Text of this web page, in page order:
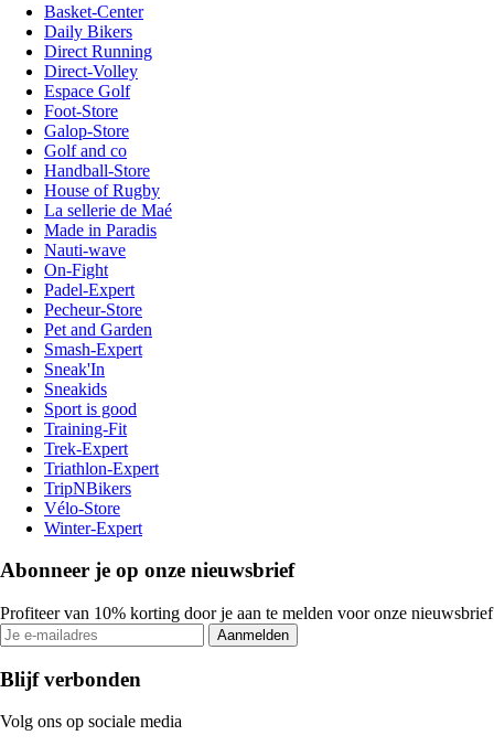
Basket-Center
Daily Bikers
Direct Running
Direct-Volley
Espace Golf
Foot-Store
Galop-Store
Golf and co
Handball-Store
House of Rugby
La sellerie de Maé
Made in Paradis
Nauti-wave
On-Fight
Padel-Expert
Pecheur-Store
Pet and Garden
Smash-Expert
Sneak'In
Sneakids
Sport is good
Training-Fit
Trek-Expert
Triathlon-Expert
TripNBikers
Vélo-Store
Winter-Expert
Abonneer je op onze nieuwsbrief
Profiteer van 10% korting door je aan te melden voor onze nieuwsbrief
Aanmelden
Blijf verbonden
Volg ons op sociale media